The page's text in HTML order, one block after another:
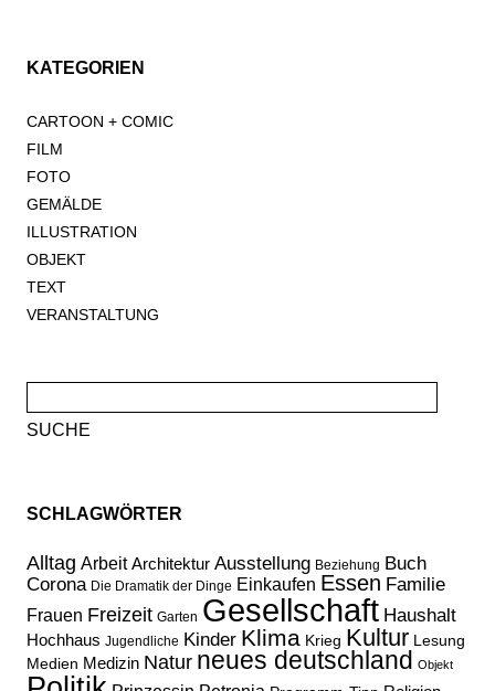
KATEGORIEN
CARTOON + COMIC
FILM
FOTO
GEMÄLDE
ILLUSTRATION
OBJEKT
TEXT
VERANSTALTUNG
nach:
SCHLAGWÖRTER
Alltag Arbeit Architektur Ausstellung Beziehung Buch
Corona Die Dramatik der Dinge Einkaufen Essen Familie
Frauen Freizeit Garten Gesellschaft Haushalt
Hochhaus Jugendliche Kinder Klima Krieg Kultur Lesung
Medien Medizin Natur neues deutschland Objekt